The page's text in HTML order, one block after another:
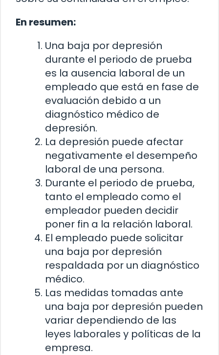
En resumen:
Una baja por depresión
durante el periodo de prueba
es la ausencia laboral de un
empleado que está en fase de
evaluación debido a un
diagnóstico médico de
depresión.
La depresión puede afectar
negativamente el desempeño
laboral de una persona.
Durante el periodo de prueba,
tanto el empleado como el
empleador pueden decidir
poner fin a la relación laboral.
El empleado puede solicitar
una baja por depresión
respaldada por un diagnóstico
médico.
Las medidas tomadas ante
una baja por depresión pueden
variar dependiendo de las
leyes laborales y políticas de la
empresa.